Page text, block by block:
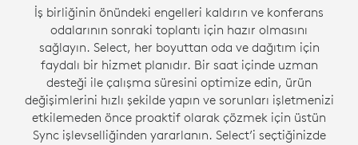
İş birliğinin önündeki engelleri kaldırın ve konferans
odalarının sonraki toplantı için hazır olmasını
sağlayın. Select, her boyuttan oda ve dağıtım için
faydalı bir hizmet planıdır. Bir saat içinde uzman
desteği ile çalışma süresini optimize edin, ürün
değişimlerini hızlı şekilde yapın ve sorunları işletmenizi
etkilemeden önce proaktif olarak çözmek için üstün
Sync işlevselliğinden yararlanın. Select’i seçtiğinizde